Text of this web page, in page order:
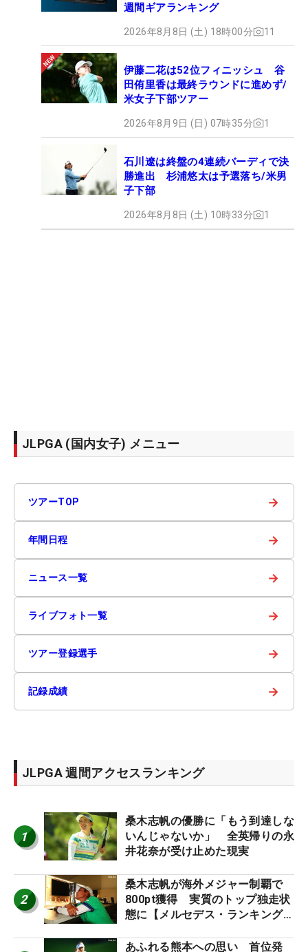
週間ギアランキング
2026年8月8日 (土) 18時00分 11
伊藤二花は52位フィニッシュ 谷
田侑里香は最終ラウンドに進めず/
米女子下部ツアー
2026年8月9日 (日) 07時35分 1
石川遼は終盤の4連続バーディで決
勝進出 杉浦悠太は予選落ち/米男
子下部
2026年8月8日 (土) 10時33分 1
JLPGA (国内女子) メニュー
ツアーTOP →
年間日程 →
ニュース一覧 →
ライブフォト一覧 →
ツアー登録選手 →
記録成績 →
JLPGA 週間アクセスランキング
1
桑木志帆の優勝に「もう到達しな
いんじゃないか」 全英帰りの永
井花奈が受け止めた現実
2
桑木志帆が海外メジャー制覇で
800pt獲得 実質のトップ独走状
態に【メルセデス・ランキング番
あふれる熊本への思い 首位発